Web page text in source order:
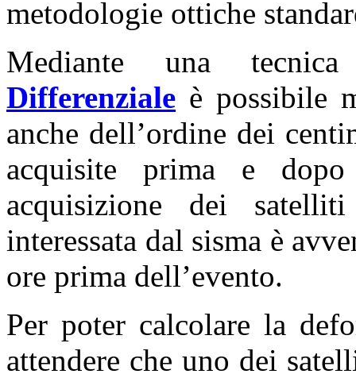
metodologie ottiche
Mediante una
Differenziale è possibile
anche dell’ordine dei
acquisite prima e
acquisizione dei
interessata dal sisma è
ore prima dell’evento.
Per poter calcolare la
attendere che uno dei